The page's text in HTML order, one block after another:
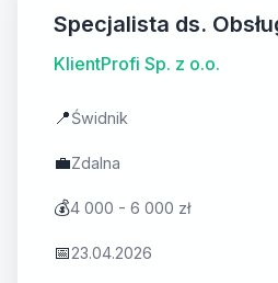
Specjalista ds.
KlientProfi Sp. z o.o.
📍Świdnik
💼Zdalna
💰4 000 - 6 000 zł
📅23.04.2026